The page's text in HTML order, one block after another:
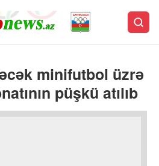
minifutbol üzrə
püşkü atılıb